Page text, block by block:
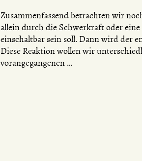
Zusammenfassend betrachten wir
allein durch die Schwerkraft oder
einschaltbar sein soll. Dann wird der
Diese Reaktion wollen wir
vorangegangenen …